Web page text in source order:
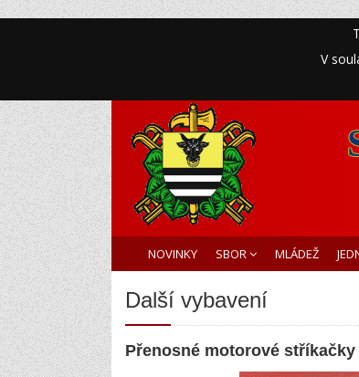
V
NOVINKY SBOR MLÁDEŽ
Další vybavení
Přenosné motorové